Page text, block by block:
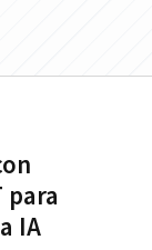
para
IA